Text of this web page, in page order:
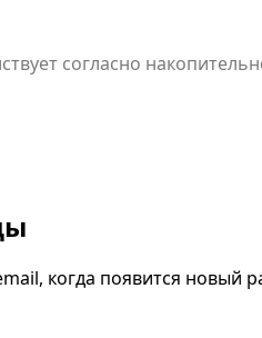
согласно
покупок от 50 000 до 99 999 ₽ Скидка 10%
₽ Для получения персональной скидки
форму на сайте или на
почты и дату вашего
когда появится новый